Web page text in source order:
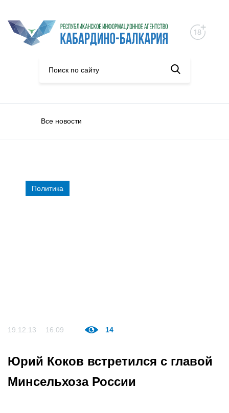
Все новости
Политика
19.12.13 16:09 14
Юрий Коков встретился с главой
Минсельхоза России